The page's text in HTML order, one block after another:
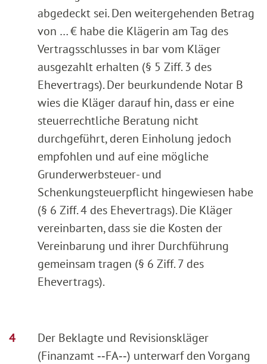
abgedeckt sei. Den weitergehenden Betrag
von … € habe die Klägerin am Tag des
Vertragsschlusses in bar vom Kläger
ausgezahlt erhalten (§ 5 Ziff. 3 des
Ehevertrags). Der beurkundende Notar B
wies die Kläger darauf hin, dass er eine
steuerrechtliche Beratung nicht
durchgeführt, deren Einholung jedoch
empfohlen und auf eine mögliche
Grunderwerbsteuer- und
Schenkungsteuerpflicht hingewiesen habe
(§ 6 Ziff. 4 des Ehevertrags). Die Kläger
vereinbarten, dass sie die Kosten der
Vereinbarung und ihrer Durchführung
gemeinsam tragen (§ 6 Ziff. 7 des
Ehevertrags).
Der Beklagte und Revisionskläger
(Finanzamt ‑‑FA‑‑) unterwarf den Vorgang